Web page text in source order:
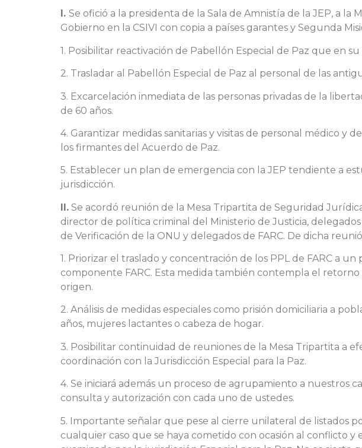
I. Se ofició a la presidenta de la Sala de Amnistía de la JEP, a la
Gobierno en la CSIVI con copia a países garantes y Segunda
1. Posibilitar reactivación de Pabellón Especial de Paz que en
2. Trasladar al Pabellón Especial de Paz al personal de las
3. Excarcelación inmediata de las personas privadas de la
de 60 años.
4. Garantizar medidas sanitarias y visitas de personal médico
los firmantes del Acuerdo de Paz.
5. Establecer un plan de emergencia con la JEP tendiente a
jurisdicción.
II. Se acordó reunión de la Mesa Tripartita de Seguridad
director de política criminal del Ministerio de Justicia,
de Verificación de la ONU y delegados de FARC. De dicha
1. Priorizar el traslado y concentración de los PPL de FARC a
componente FARC. Esta medida también contempla el
origen.
2. Análisis de medidas especiales como prisión domiciliaria a
años, mujeres lactantes o cabeza de hogar.
3. Posibilitar continuidad de reuniones de la Mesa Tripartita a
coordinación con la Jurisdicción Especial para la Paz.
4. Se iniciará además un proceso de agrupamiento a nuestros
consulta y autorización con cada uno de ustedes.
5. Importante señalar que pese al cierre unilateral de listados
cualquier caso que se haya cometido con ocasión al conflicto y